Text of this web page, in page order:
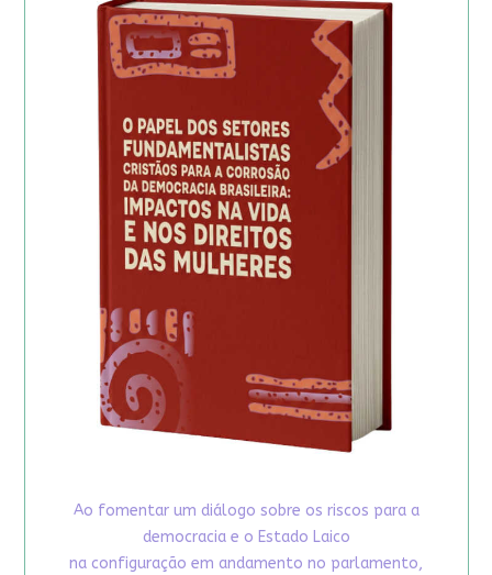
Ao fomentar um diálogo sobre os riscos para a
democracia e o Estado Laico
na configuração em andamento no parlamento,